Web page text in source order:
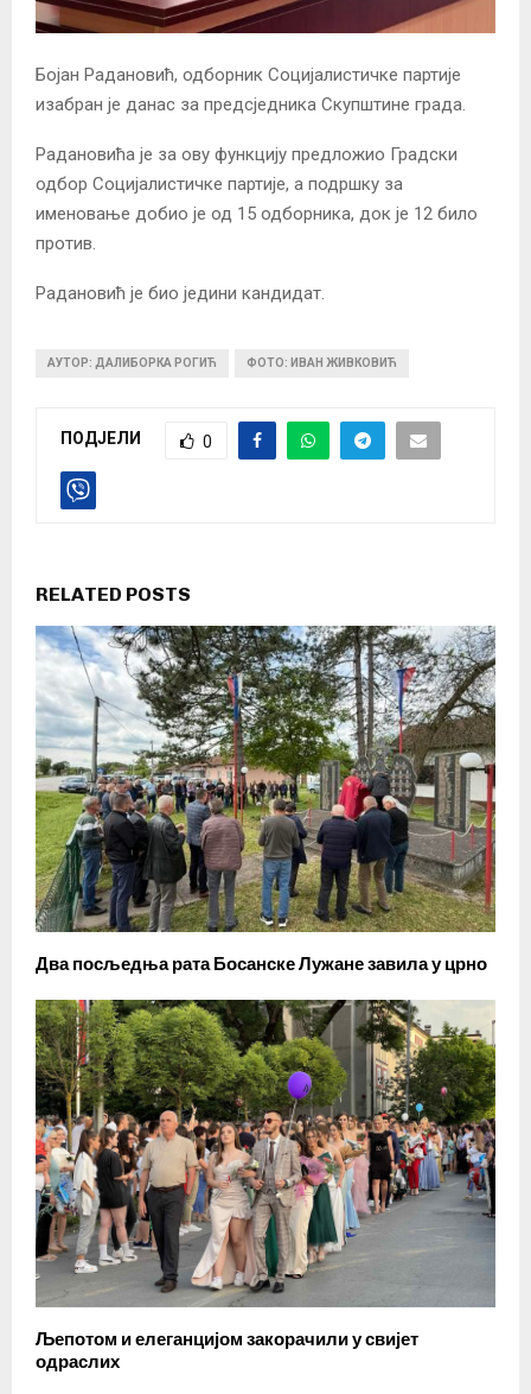
Бојан Радановић, одборник Социјалистичке партије
изабран је данас за предсједника Скупштине града.
Радановића је за ову функцију предложио Градски
одбор Социјалистичке партије, а подршку за
именовање добио је од 15 одборника, док је 12 било
против.
Радановић је био једини кандидат.
АУТОР: ДАЛИБОРКА РОГИЋ ФОТО: ИВАН ЖИВКОВИЋ
ПОДЈЕЛИ 0
RELATED POSTS
Два посљедња рата Босанске Лужане завила у црно
Љепотом и елеганцијом закорачили у свијет
одраслих